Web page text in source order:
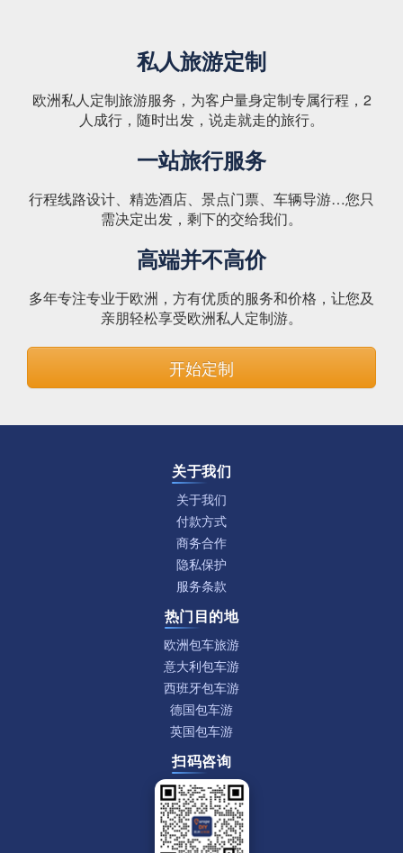
私人旅游定制
欧洲私人定制旅游服务，为客户量身定制专属行程，2
人成行，随时出发，说走就走的旅行。
一站旅行服务
行程线路设计、精选酒店、景点门票、车辆导游…您只
需决定出发，剩下的交给我们。
高端并不高价
多年专注专业于欧洲，方有优质的服务和价格，让您及
亲朋轻松享受欧洲私人定制游。
开始定制
关于我们
关于我们
付款方式
商务合作
隐私保护
服务条款
热门目的地
欧洲包车旅游
意大利包车游
西班牙包车游
德国包车游
英国包车游
扫码咨询